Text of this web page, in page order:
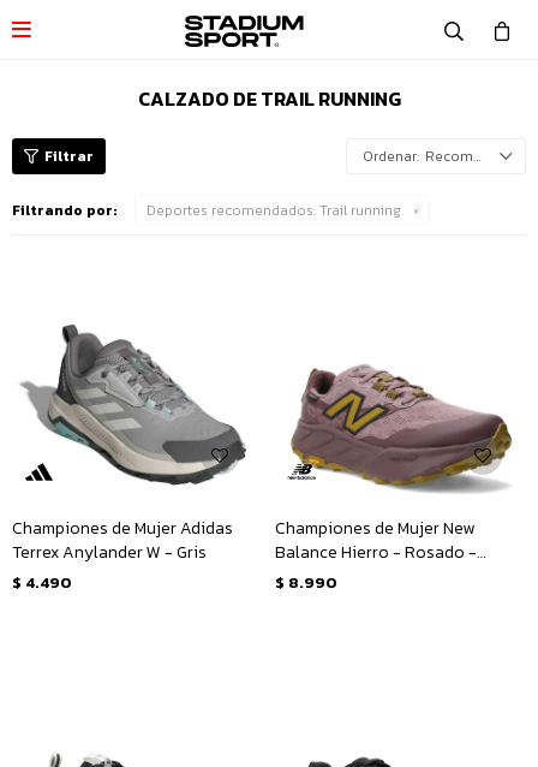

CALZADO DE TRAIL RUNNING
Recomendados
Filtrando por: Deportes recomendados:Trail running
Championes de Mujer Adidas
Terrex Anylander W - Gris
$ 4.490
Championes de Mujer New
Balance Hierro - Rosado -
Amarillo Mostaza
$ 8.990